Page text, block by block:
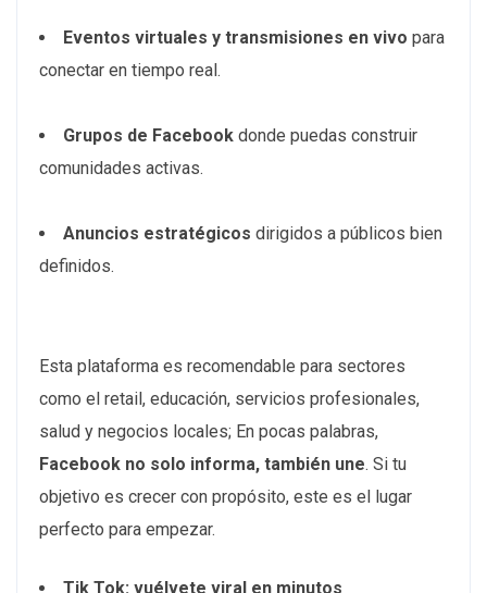
Eventos virtuales y transmisiones en vivo para
conectar en tiempo real.
Grupos de Facebook donde puedas construir
comunidades activas.
Anuncios estratégicos dirigidos a públicos bien
definidos.
Esta plataforma es recomendable para sectores
como el retail, educación, servicios profesionales,
salud y negocios locales; En pocas palabras,
Facebook no solo informa, también une. Si tu
objetivo es crecer con propósito, este es el lugar
perfecto para empezar.
Tik Tok: vuélvete viral en minutos